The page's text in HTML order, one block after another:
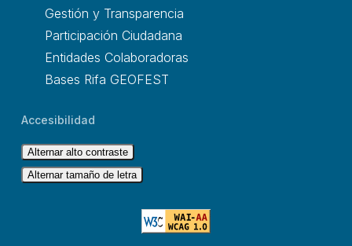
Gestión y Transparencia
Participación Ciudadana
Entidades Colaboradoras
Bases Rifa GEOFEST
Accesibilidad
Alternar alto contraste
Alternar tamaño de letra